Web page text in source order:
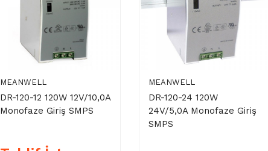
MEANWELL
DR-120-12 120W 12V/10,0A
Monofaze Giriş SMPS
MEANWELL
DR-120-24 120W
24V/5,0A Monofaze Giriş
SMPS